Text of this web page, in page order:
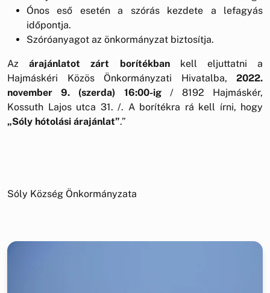
Ónos eső esetén a szórás kezdete a lefagyás
időpontja.
Szóróanyagot az önkormányzat biztosítja.
Azárajánlatot zárt borítékbankell eljuttatni a
Hajmáskéri Közös Önkormányzati Hivatalba, 2022.
november 9. (szerda) 16:00-ig/ 8192 Hajmáskér,
Kossuth Lajos utca 31. /. A borítékra rá kell írni, hogy
„Sóly hótolási árajánlat”.”
Sóly Község Önkormányzata